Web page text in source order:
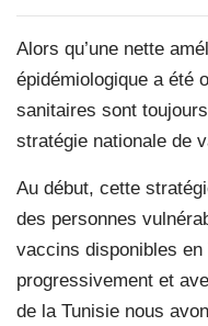
Alors qu’une nette
épidémiologique a été
sanitaires sont
stratégie nationale de
Au début, cette
des personnes
vaccins disponibles en
progressivement et
de la Tunisie nous